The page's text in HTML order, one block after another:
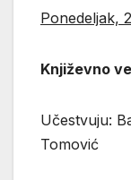
Ponedeljak,
Književno
Učestvuju:
Tomović